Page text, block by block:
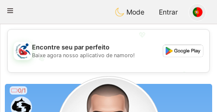
Handi Space
Toggle
Mode Entrar
💖
💕
💕
Encontre seu par perfeito
Baixe agora nosso aplicativo de namoro!
0/1